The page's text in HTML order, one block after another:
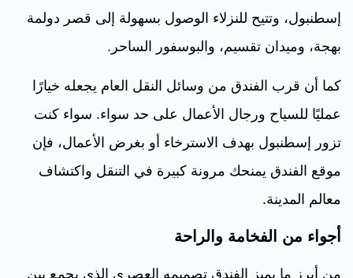
إسطنبول، وتتيح للنزلاء الوصول بسهولة إلى قصر دولمة
بهجة، وميدان تقسيم، والبوسفور الساحر.
كما أن قرب الفندق من وسائل النقل العام يجعله خيارًا
عمليًا للسياح ورجال الأعمال على حد سواء. سواء كنت
تزور إسطنبول بهدف الاسترخاء أو بغرض الأعمال، فإن
موقع الفندق يمنحك مرونة كبيرة في التنقل واكتشاف
معالم المدينة.
أجواء من الفخامة والراحة
من أبرز ما يميز الفندق تصميمه العصري الذي يجمع بين